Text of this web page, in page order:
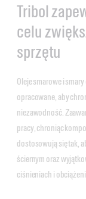
Tribol
celu
sprzętu
Oleje smarowe i
opracowane, aby
niezawodność.
pracy, chroniąc
dostosowują się tak,
ściernym oraz
ciśnieniach i